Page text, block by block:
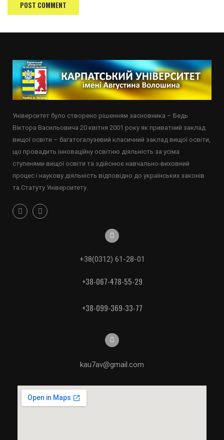
Університет було створено рішенням засновника – Бедь
Віктора Васильовича 20 квітня 2001 року як приватний заклад
вищої освіти – багатогалузевий класичний заклад вищої освіти,
що провадить інноваційну освітню діяльність за усіма
ступенями вищої освіти та здійснює навчально-виховний
процес і наукову діяльність відповідно до українських законів
та Статуту Університету.
+38(0312) 61-28-01
+38-067-478-55-29
+38-099-369-33-77
kau7av@gmail.com